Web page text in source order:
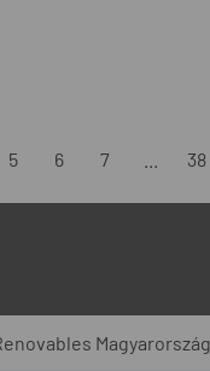
5 6 7 38